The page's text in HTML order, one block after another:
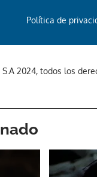
Política de
2024, todos los